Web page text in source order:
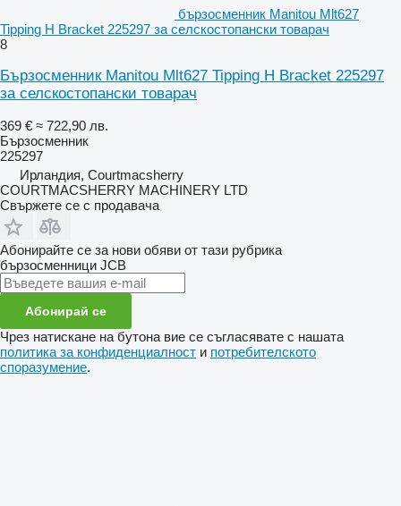
бързосменник Manitou Mlt627
Tipping H Bracket 225297 за селскостопански товарач
8
Бързосменник Manitou Mlt627 Tipping H Bracket 225297
за селскостопански товарач
369 € ≈ 722,90 лв.
Бързосменник
225297
Ирландия, Courtmacsherry
COURTMACSHERRY MACHINERY LTD
Свържете се с продавача
Абонирайте се за нови обяви от тази рубрика
бързосменници JCB
Абонирай се
Чрез натискане на бутона вие се съгласявате с нашата
политика за конфиденциалност и потребителското
споразумение.